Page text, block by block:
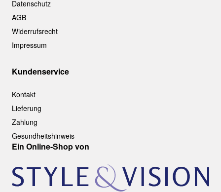
Datenschutz
AGB
Widerrufsrecht
Impressum
Kundenservice
Kontakt
Lieferung
Zahlung
Gesundheitshinweis
Ein Online-Shop von